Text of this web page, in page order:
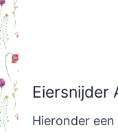
Eiersnijder
Hieronder een